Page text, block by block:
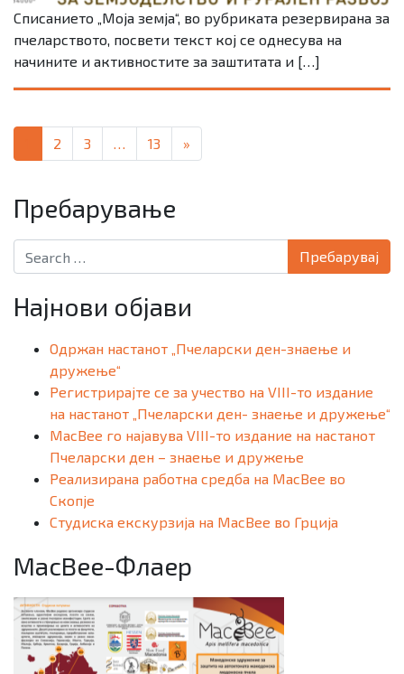
Списанието „Моја земја“, во рубриката резервирана за
пчеларството, посвети текст кој се однесува на
начините и активностите за заштитата и […]
Posts navigation
2 3 … 13 »
Пребарување
Search for:
Најнови објави
Одржан настанот „Пчеларски ден-знаење и
дружење“
Регистрирајте се за учество на VIII-то издание
на настанот „Пчеларски ден- знаење и дружење“
MacBee го најавува VIII-то издание на настанот
Пчеларски ден – знаење и дружење
Реализирана работна средба на MacBee во
Скопје
Студиска екскурзија на MacBee во Грција
MacBee-Флаер